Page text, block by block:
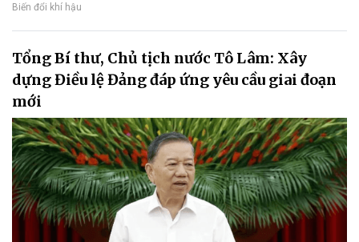
Biến đổi khí hậu
Tổng Bí thư, Chủ tịch nước Tô Lâm: Xây
dựng Điều lệ Đảng đáp ứng yêu cầu giai đoạn
mới